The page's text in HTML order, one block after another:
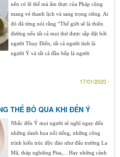
nên có lẽ thế mà ẩm thực của Pháp cũng
mang vẻ thanh lịch và sang trọng riêng. Ai
đó đã từng nói rằng “Thế giới sẽ là thiên
đường nếu tất cả mọi thứ được sắp đặt bởi
người Thụy Điển, tất cả người tình là
người Ý và tất cả đầu bếp là người
17/01/2020 -
THỂ BỎ QUA KHI ĐẾN Ý
Nhắc đến Ý mọi người sẽ nghĩ ngay đến
những danh họa nổi tiếng, những công
trình kiến trúc độc đáo như đấu trường La
Mã, tháp nghiêng Pisa,... Hay những cảnh